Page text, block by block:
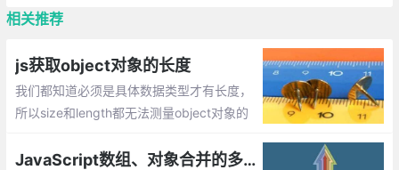
相关推荐
js获取object对象的长度
我们都知道必须是具体数据类型才有长度，
所以size和length都无法测量object对象的
象属性的个数呢？
JavaScript数组、对象合并的多种方法实现